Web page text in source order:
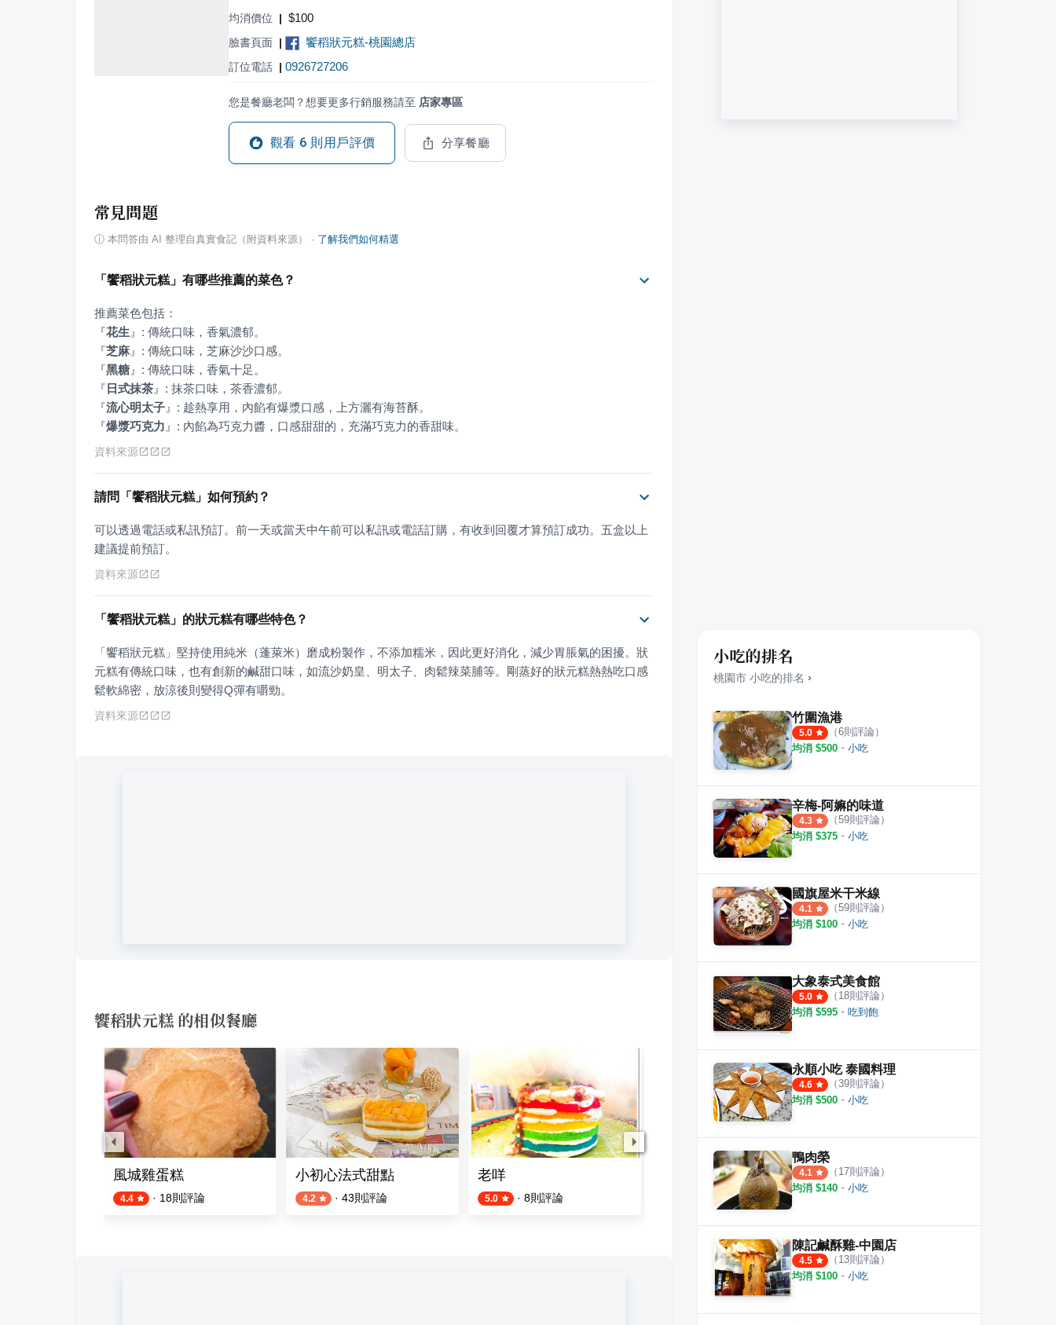
均消價位 | $100
臉書頁面 | 饗稻狀元糕-桃園總店
訂位電話 | 0926727206
您是餐廳老闆？想要更多行銷服務請至 店家專區
觀看 6 則用戶評價 分享餐廳
常見問題
ⓘ 本問答由 AI 整理自真實食記（附資料來源） · 了解我們如何精選
「饗稻狀元糕」有哪些推薦的菜色？
『花生 』
『芝麻 』
『黑糖 』
『 日式抹茶 』
『流心明太子 』
『爆漿巧克力 』 : 內餡為巧克力醬，口感甜甜的，充滿巧克力的香甜味。
資料來源
請問「饗稻狀元糕」如何預約？
可以透過電話或私訊預訂。前一天或當天中午前可以私訊或電話訂購，有收到回覆才算預訂成功。五盒以上
建議提前預訂。
資料來源
「饗稻狀元糕」的狀元糕有哪些特色？
「饗稻狀元糕」堅持使用純米（蓬萊米）磨成粉製作，不添加糯米，因此更好消化，減少胃脹氣的困擾。狀
元糕有傳統口味，也有創新的鹹甜口味，如流沙奶皇、明太子、肉鬆辣菜脯等。剛蒸好的狀元糕熱熱吃口感
鬆軟綿密，放涼後則變得Q彈有嚼勁。
資料來源
饗稻狀元糕 的相似餐廳
風城雞蛋糕
4.4 · 18則評論
小初心法式甜點
4.2 · 43則評論
老咩
5.0 · 8則評論
十三商號
則評論
金明園蛋糕屋
小吃的排名
桃園市 小吃的排名 ›
竹圍漁港
5.0 （6則評論）
均消 $500 ・ 小吃
辛梅-阿嫲的味道
4.3 （59則評論）
均消 $375 ・ 小吃
國旗屋米干米線
4.1 （59則評論）
均消 $100 ・ 小吃
大象泰式美食館
5.0 （ 18則評論）
均消 $595 ・ 吃到飽
永順小吃 泰國料理
4.6 （39則評論）
均消 $500 ・ 小吃
鴨肉榮
4.1 （ 17則評論）
均消 $140 ・ 小吃
陳記鹹酥雞-中園店
4.5 （ 13則評論）
均消 $100 ・ 小吃